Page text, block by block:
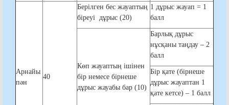
Арнайы
пән
40
Берілген бес жауаптың
біреуі дұрыс (20)
1 дұрыс жауап = 1
балл
Көп жауаптың ішінен
бір немесе бірнеше
дұрыс жауабы бар (10)
Барлық дұрыс
нұсқаны таңдау – 2
балл
Бір қате (бірнеше
дұрыс жауаптан 1
қате кетсе) – 1 балл